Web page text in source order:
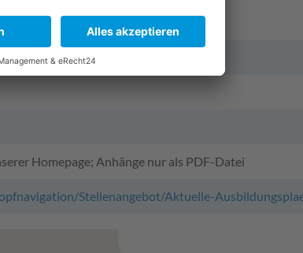
Homepage; Anhänge nur als PDF-Datei
Stellenangebot/Aktuelle-